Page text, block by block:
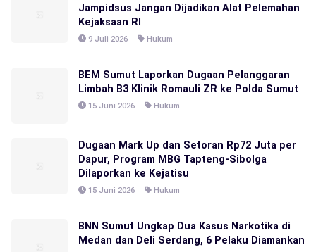
Jampidsus Jangan Dijadikan Alat Pelemahan
Kejaksaan RI
9 Juli 2026 Hukum
BEM Sumut Laporkan Dugaan Pelanggaran
Limbah B3 Klinik Romauli ZR ke Polda Sumut
15 Juni 2026 Hukum
Dugaan Mark Up dan Setoran Rp72 Juta per
Dapur, Program MBG Tapteng-Sibolga
Dilaporkan ke Kejatisu
15 Juni 2026 Hukum
BNN Sumut Ungkap Dua Kasus Narkotika di
Medan dan Deli Serdang, 6 Pelaku Diamankan